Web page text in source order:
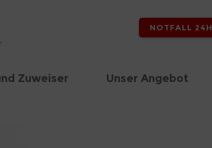
NOTFALL 24H
Zuweiser Unser Angebot